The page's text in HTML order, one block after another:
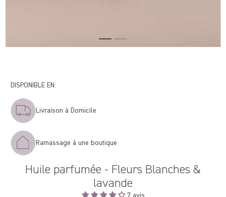
Huile parfumée - Fleurs Blanches &
lavande
DISPONIBLE EN:
Livraison à Domicile
Ramassage à une boutique